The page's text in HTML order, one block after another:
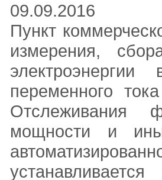
09.09.2016
Пункт
измерения,
переменного
Отслеживания
мощности и